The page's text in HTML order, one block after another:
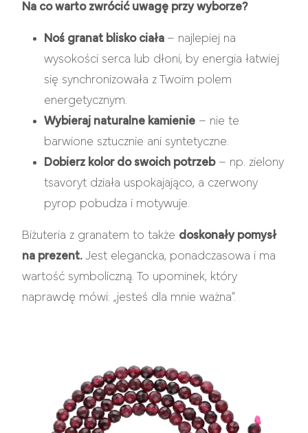
Na co warto zwrócić uwagę przy wyborze?
Noś granat blisko ciała – najlepiej na
wysokości serca lub dłoni, by energia łatwiej
się synchronizowała z Twoim polem
energetycznym.
Wybieraj naturalne kamienie – nie te
barwione sztucznie ani syntetyczne.
Dobierz kolor do swoich potrzeb– np. zielony
tsavoryt działa uspokajająco, a czerwony
pyrop pobudza i motywuje.
Biżuteria z granatem to także doskonały pomysł
na prezent. Jest elegancka, ponadczasowa i ma
wartość symboliczną. To upominek, który
naprawdę mówi: „jesteś dla mnie ważna”.